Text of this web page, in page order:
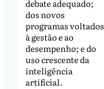
debate adequado;
dos novos
programas voltados
à gestão e ao
desempenho; e do
uso crescente da
inteligência
artificial.